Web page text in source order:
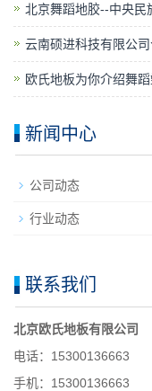
北京舞蹈地胶--中央民
云南硕进科技有限公
欧氏地板为你介绍舞
新闻中心
公司动态
行业动态
联系我们
北京欧氏地板有限公司
电话：15300136663
手机：15300136663